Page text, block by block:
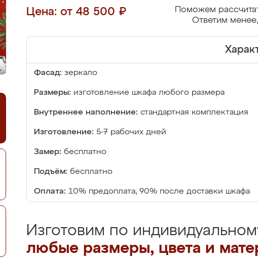
Цена: от 48 500 ₽
Поможем
Ответим
Фасад: зеркало
Размеры: изготовление шкафа любого размера
Внутреннее наполнение: стандартная комплектация
Изготовление: 5-7 рабочих дней
Замер: бесплатно
Подъём: бесплатно
Оплата: 10% предоплата, 90% после доставки шкафа
Изготовим по
любые размеры, цвета и